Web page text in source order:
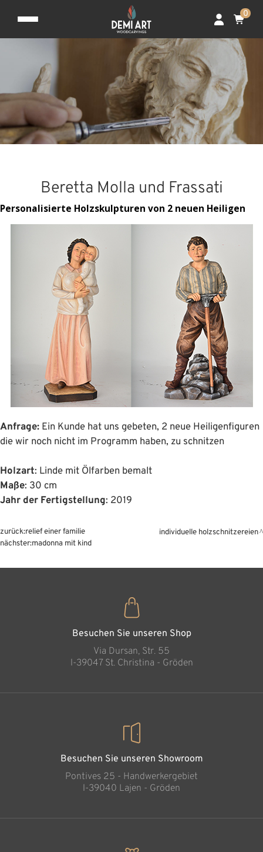
0
Beretta Molla und Frassati
Personalisierte Holzskulpturen von 2 neuen Heiligen
Anfrage: Ein Kunde hat uns gebeten, 2 neue Heiligenfiguren
die wir noch nicht im Programm haben, zu schnitzen
Holzart: Linde mit Ölfarben bemalt
Maße: 30 cm
Jahr der Fertigstellung: 2019
zurück:relief einer familie
nächster:madonna mit kind
individuelle holzschnitzereien
Besuchen Sie unseren Shop
Via Dursan, Str. 55
l-39047 St. Christina - Gröden
Besuchen Sie unseren Showroom
Pontives 25 - Handwerkergebiet
l-39040 Lajen - Gröden